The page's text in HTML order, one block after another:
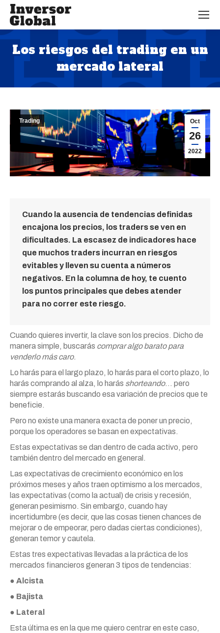
Los riesgos del trading en un
mercado lateral
Estás aquí:
Oct
26
2022
Trading
Cuando la ausencia de tendencias definidas
encajona los precios, los traders se ven en
dificultades. La escasez de indicadores hace
que muchos traders incurran en riesgos
evitables y lleven su cuenta a números
negativos. En la columna de hoy, te cuento
los puntos principales que debes atender
para no correr este riesgo.
Cuando quieres invertir, la clave son los precios. Dicho de
manera simple, buscarás comprar algo barato para
venderlo más caro.
Lo harás para el largo plazo, lo harás para el corto plazo, lo
harás comprando al alza, lo harás shorteando… pero
siempre estarás buscando esa variación de precios que te
beneficie.
Pero no existe una manera exacta de poner un precio,
porque los operadores se basan en expectativas.
Estas expectativas se dan dentro de cada activo, pero
también dentro del mercado en general.
Las expectativas de crecimiento económico en los
próximos meses y años traen optimismo a los mercados,
las expectativas (como la actual) de crisis y recesión,
generan pesimismo. Sin embargo, cuando hay
incertidumbre (es decir, que las cosas tienen chances de
mejorar o de empeorar, pero dadas ciertas condiciones),
generan temor y cautela.
Estas tres expectativas llevadas a la práctica de los
mercados financieros generan 3 tipos de tendencias:
● Alcista
● Bajista
● Lateral
Esta última es en la que me quiero centrar en este caso,